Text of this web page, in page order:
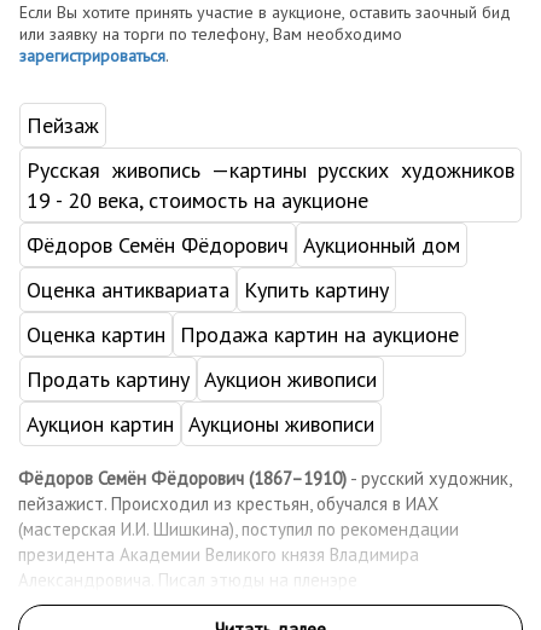
Если Вы хотите принять участие в аукционе, оставить заочный бид
или заявку на торги по телефону, Вам необходимо
зарегистрироваться.
Пейзаж
Русская живопись —картины русских художников
19 - 20 века, стоимость на аукционе
Фёдоров Семён Фёдорович Аукционный дом
Оценка антиквариата
Купить картину
Оценка картин
Продажа картин на аукционе
Продать картину Аукцион живописи
Аукцион картин Аукционы живописи
Фёдоров Семён Фёдорович (1867–1910) - русский художник,
пейзажист. Происходил из крестьян, обучался в ИАХ
(мастерская И.И. Шишкина), поступил по рекомендации
президента Академии Великого князя Владимира
Александровича. Писал этюды на пленэре
у железнодорожной станции Сиверская, в окрестностях